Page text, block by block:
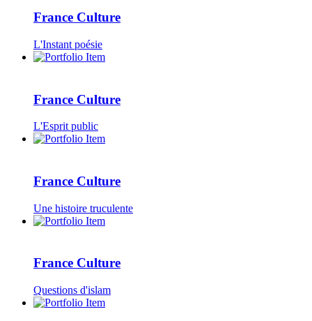
France Culture
L'Instant poésie
France Culture
L'Esprit public
France Culture
Une histoire truculente
France Culture
Questions d'islam